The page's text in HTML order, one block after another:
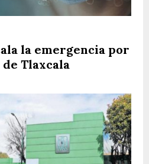
la emergencia por
de Tlaxcala